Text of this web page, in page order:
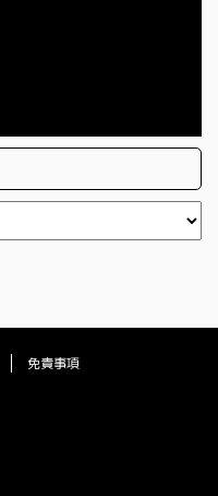
免責事項